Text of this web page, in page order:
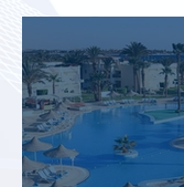
полугодии